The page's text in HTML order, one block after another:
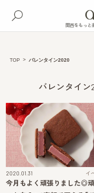
関西をもっと
TOP バレンタイン2020
バレンタイン
2020.01.31 イ
今月もよく頑張りました◎